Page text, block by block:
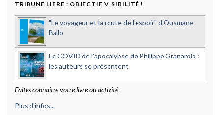
TRIBUNE LIBRE : OBJECTIF VISIBILITÉ !
"Le voyageur et la route de l'espoir" d'Ousmane
Ballo
Le COVID de l'apocalypse de Philippe Granarolo :
les auteurs se présentent
Faites connaître votre livre ou activité
Plus d'infos...